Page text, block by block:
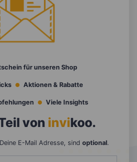
für unseren Shop
Aktionen & Rabatte
Viele Insights
von invikoo.
E-Mail Adresse, sind optional.